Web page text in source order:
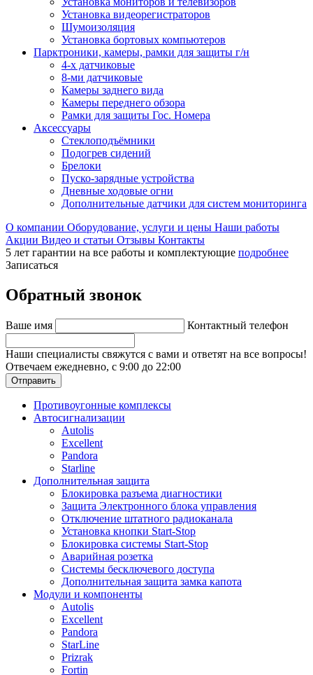
Установка видеорегистраторов
Шумоизоляция
Установка бортовых компьютеров
Парктроники, камеры, рамки для защиты г/н
4-х датчиковые
8-ми датчиковые
Камеры заднего вида
Камеры переднего обзора
Рамки для защиты Гос. Номера
Аксессуары
Стеклоподъёмники
Подогрев сидений
Брелоки
Пуско-зарядные устройства
Дневные ходовые огни
Дополнительные датчики для систем мониторинга
О компании Оборудование, услуги и цены Наши работы
Акции Видео и статьи Отзывы Контакты
5 лет гарантии на все работы и комплектующие подробнее
Записаться
Обратный звонок
Ваше имя Контактный телефон
Наши специалисты свяжутся с вами и ответят на все вопросы!
Отвечаем ежедневно, с 9:00 до 22:00
Отправить
Противоугонные комплексы
Автосигнализации
Autolis
Excellent
Pandora
Starline
Дополнительная защита
Блокировка разъема диагностики
Защита Электронного блока управления
Отключение штатного радиоканала
Установка кнопки Start-Stop
Блокировка системы Start-Stop
Аварийная розетка
Системы бесключевого доступа
Дополнительная защита замка капота
Модули и компоненты
Autolis
Excellent
Pandora
StarLine
Prizrak
Fortin